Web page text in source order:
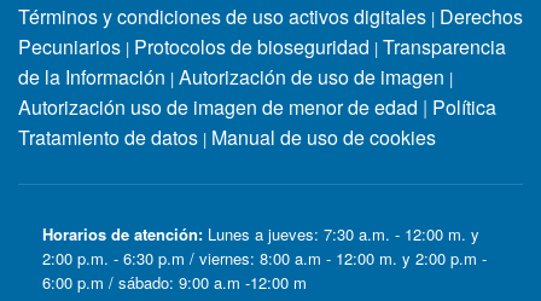
Términos y condiciones de uso activos digitales | Derechos
Pecuniarios | Protocolos de bioseguridad | Transparencia
de la Información | Autorización de uso de imagen |
Autorización uso de imagen de menor de edad | Política
Tratamiento de datos | Manual de uso de cookies
Horarios de atención: Lunes a jueves: 7:30 a.m. - 12:00 m. y
2:00 p.m. - 6:30 p.m / viernes: 8:00 a.m - 12:00 m. y 2:00 p.m -
6:00 p.m / sábado: 9:00 a.m -12:00 m